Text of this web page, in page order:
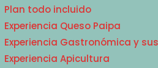
Plan todo incluido
Experiencia Queso Paipa
Experiencia Gastronómica y
Experiencia Apicultura